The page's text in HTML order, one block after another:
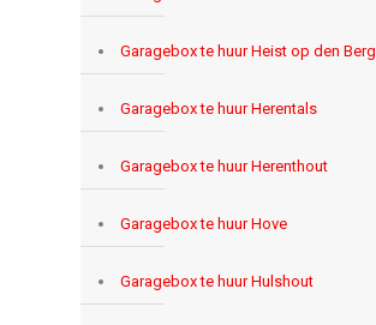
Garagebox te huur Heist op den Berg
Garagebox te huur Herentals
Garagebox te huur Herenthout
Garagebox te huur Hove
Garagebox te huur Hulshout